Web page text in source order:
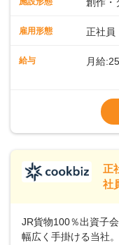
らず、テニスコート
たちと一緒に、新し
雇用形態 正社員
給与 月給
▼給与
▼決算
【手当
▼残業
▼深夜
▼交通
正
社
JR貨物100％出資子
幅広く手掛ける当社